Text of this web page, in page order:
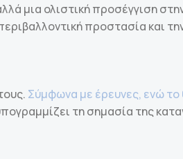
μια ολιστική προσέγγιση
προστασία και
Σύμφωνα με έρευνες, ενώ
τη σημασία της